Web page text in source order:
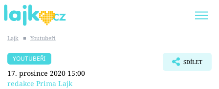
SHOPAHOLICADEL
Lajk ■ Youtubeři
YOUTUBEŘI
17. prosince 2020 15:00
redakce Prima Lajk
SDÍLET